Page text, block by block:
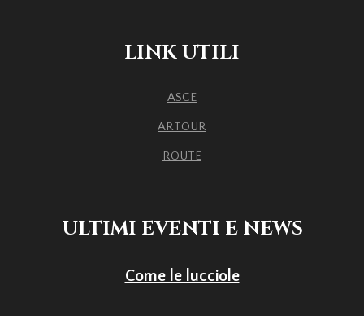
LINK UTILI
ASCE
ARTOUR
ROUTE
ULTIMI EVENTI E NEWS
Come le lucciole